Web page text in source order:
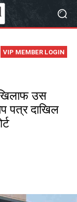
VIP MEMBER LOGIN
उस
पत्र दाखिल